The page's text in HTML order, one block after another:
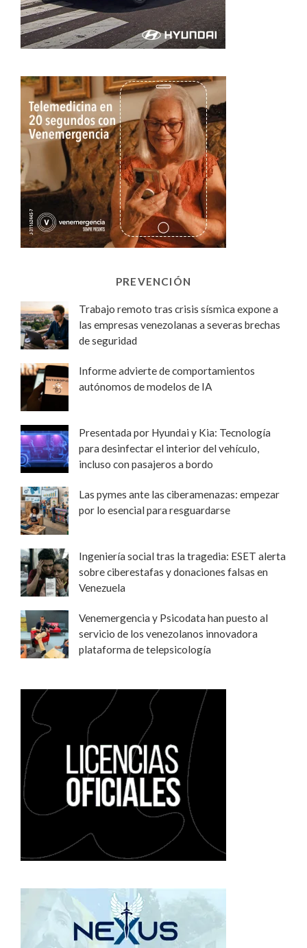
PREVENCIÓN
Trabajo remoto tras crisis sísmica expone a
las empresas venezolanas a severas brechas
de seguridad
Informe advierte de comportamientos
autónomos de modelos de IA
Presentada por Hyundai y Kia: Tecnología
para desinfectar el interior del vehículo,
incluso con pasajeros a bordo
Las pymes ante las ciberamenazas: empezar
por lo esencial para resguardarse
Ingeniería social tras la tragedia: ESET alerta
sobre ciberestafas y donaciones falsas en
Venezuela
Venemergencia y Psicodata han puesto al
servicio de los venezolanos innovadora
plataforma de telepsicología